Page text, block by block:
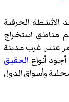
الأنشطة الحرفية
مناطق استخراج
عنسغرب مدينة
أنواع العقيق
وأسواق الدول